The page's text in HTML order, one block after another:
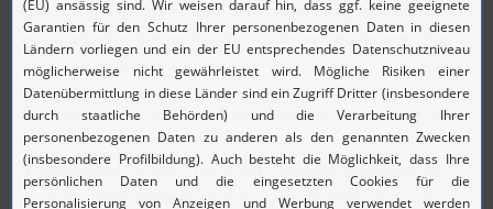
so einfach und komfortabel wie möglich zu gestalten, hat
ManageEngine dieses Tool in Mobile Device Manager Plus
integriert. Dies ermöglicht:
Anwender können daran gehindert werden, Nachrichten
in andere Konten zu verschieben.
Blockieren Sie den Zugriff auf Exchange-Postfächer für
nicht-genehmigte Apps (z. B. Fotos, Browser etc.), um